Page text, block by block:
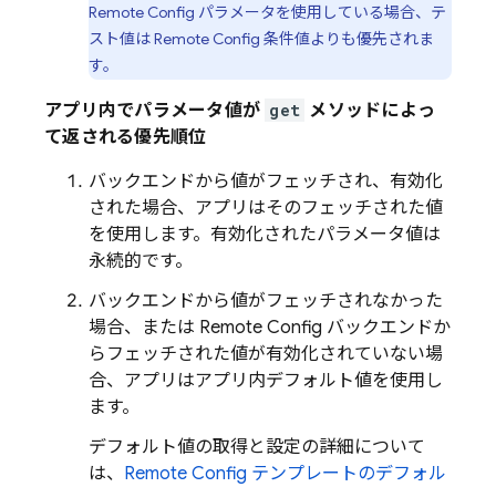
Remote Config パラメータを使用している場合、テ
スト値はRemote Config 条件値よりも優先されま
す。
アプリ内でパラメータ値が get メソッドによっ
て返される優先順位
バックエンドから値がフェッチされ、有効化
された場合、アプリはそのフェッチされた値
を使用します。有効化されたパラメータ値は
永続的です。
バックエンドから値がフェッチされなかった
場合、または Remote Config バックエンドか
らフェッチされた値が有効化されていない場
合、アプリはアプリ内デフォルト値を使用し
ます。
デフォルト値の取得と設定の詳細について
は、 Remote Config テンプレートのデフォル